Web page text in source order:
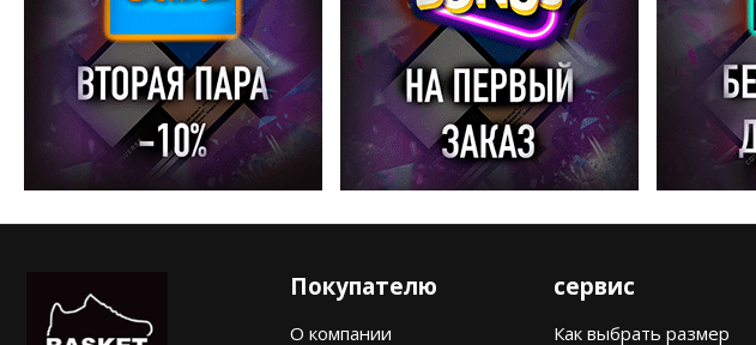
Покупателю
О компании
сервис
Как выбрать размер